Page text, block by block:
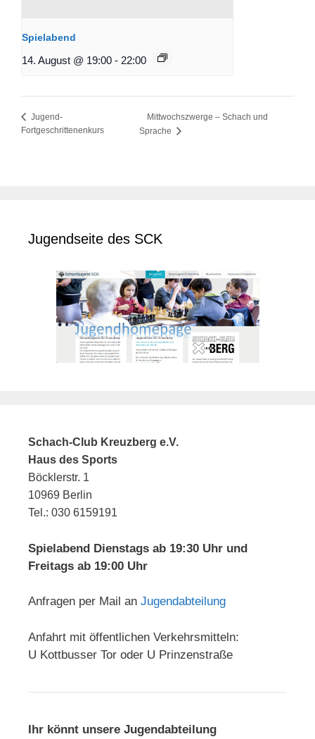
Spielabend
14. August @ 19:00 - 22:00
Jugend-
Fortgeschrittenenkurs
Mittwochszwerge – Schach und
Sprache
Jugendseite des SCK
Schach-Club Kreuzberg e.V.
Haus des Sports
Böcklerstr. 1
10969 Berlin
Tel.: 030 6159191
Spielabend Dienstags ab 19:30 Uhr und
Freitags ab 19:00 Uhr
Anfragen per Mail an Jugendabteilung
Anfahrt mit öffentlichen Verkehrsmitteln:
U Kottbusser Tor oder U Prinzenstraße
Ihr könnt unsere Jugendabteilung